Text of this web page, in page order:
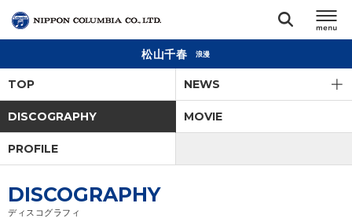
閉じる
アーティスト
ジャンル
松山千春 浪漫
TOP NEWS
DISCOGRAPHY MOVIE
PROFILE
DISCOGRAPHY
ディスコグラフィ